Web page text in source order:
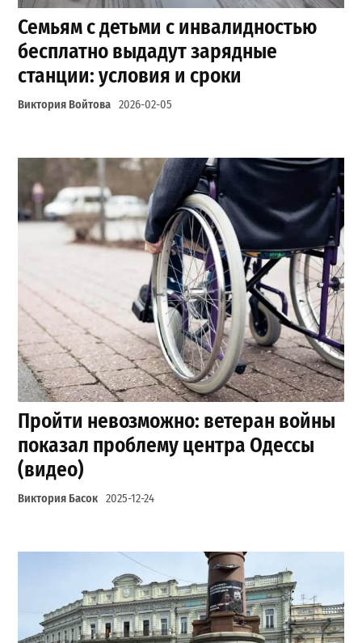
Семьям с детьми с инвалидностью
бесплатно выдадут зарядные
станции: условия и сроки
Виктория Войтова 2026-02-05
Пройти невозможно: ветеран войны
показал проблему центра Одессы
(видео)
Виктория Басок 2025-12-24